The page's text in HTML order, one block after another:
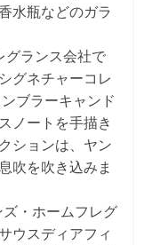
水瓶などのガラ
グランス会社で
グネチャーコレ
ブラーキャンド
ノートを手描き
ションは、ヤン
吹を吹き込みま
・ホームフレグ
ウスディアフィ